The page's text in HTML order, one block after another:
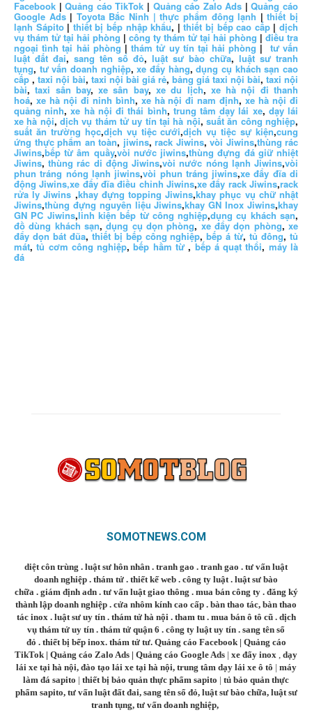
Facebook |Quảng cáo TikTok | Quảng cáo Zalo Ads |Quảng cáo
Google Ads| Toyota Bắc Ninh | thực phẩm đông lạnh |thiết bị
lạnh Sápito | thiết bị bếp nhập khẩu, |thiết bị bếp cao cấp|dịch
vụ thám tử tại hải phòng | công ty thám tử tại hải phòng | điều tra
ngoại tình tại hải phòng |thám tử uy tín tại hải phòng | tư vấn
luật đất đai, sang tên sổ đỏ, luật sư bào chữa, luật sư tranh
tụng, tư vấn doanh nghiệp,xe đẩy hàng,dụng cụ khách sạn cao
cấp , taxi nội bài, taxi nội bài giá rẻ, bảng giá taxi nội bài, taxi nội
bài,taxi sân bay,xe sân bay,xe du lịch, xe hà nội đi thanh
hoá, xe hà nội đi ninh bình, xe hà nội đi nam định,xe hà nội đi
quảng ninh,xe hà nội đi thái bình, trung tâm dạy lái xe, dạy lái
xe hà nội,dịch vụ thám tử uy tín tại hà nội,suất ăn công nghiệp,
suất ăn trường học,dịch vụ tiệc cưới,dịch vụ tiệc sự kiện,cung
ứng thực phẩm an toàn, jiwins, rack Jiwins, vòi Jiwins,thùng rác
Jiwins,bếp từ âm quầy,vòi nước jiwins,thùng đựng đá giữ nhiệt
Jiwins,thùng rác di động Jiwins,vòi nước nóng lạnh Jiwins,vòi
phun tráng nóng lạnh jiwins,vòi phun tráng jiwins,xe đẩy đĩa di
động Jiwins,xe đẩy đĩa điều chỉnh Jiwins,xe đẩy rack Jiwins,rack
rửa ly Jiwins ,khay đựng topping Jiwins,khay phục vụ chữ nhật
Jiwins,thùng đựng nguyên liệu Jiwins,khay GN Inox Jiwins,khay
GN PC Jiwins,linh kiện bếp từ công nghiệp,dụng cụ khách sạn,
đồ dùng khách sạn,dụng cụ dọn phòng, xe đẩy dọn phòng,xe
đẩy dọn bát đũa, thiết bị bếp công nghiệp,bếp á từ,tủ đông,tủ
mát,tủ cơm công nghiệp,bếp hầm từ , bếp á quạt thổi, máy là
đá
SOMOTNEWS.COM
diệt côn trùng . luật sư hôn nhân . tranh gao . tranh gao . tư vấn luật
doanh nghiệp . thám tử . thiết kế web . công ty luật. luật sư bào
chữa. giám định adn. tư vấn luật giao thông . mua bán công ty. đăng ký
thành lập doanh nghiệp . cửa nhôm kính cao cấp . bàn thao tác, bàn thao
tác inox. luật sư uy tín. thám tử hà nội. tham tu. mua bán ô tô cũ. dịch
vụ thám tử uy tín . thám tử quận 6 . công ty luật uy tín . sang tên sổ
đỏ . thiết bị bếp inox. thám tử tư. Quảng cáo Facebook| Quảng cáo
TikTok | Quảng cáo Zalo Ads | Quảng cáo Google Ads | xe đẩy inox , dạy
lái xe tại hà nội, đào tạo lái xe tại hà nội, trung tâm dạy lái xe ô tô | máy
làm đá sapito | thiết bị bảo quản thực phẩm sapito | tủ bảo quản thực
phẩm sapito, tư vấn luật đất đai, sang tên sổ đỏ, luật sư bào chữa, luật sư
tranh tụng, tư vấn doanh nghiệp,